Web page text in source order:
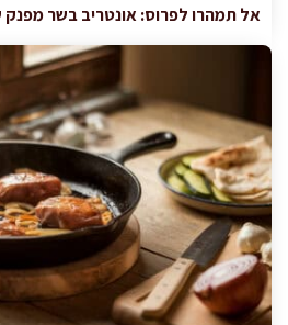
אל תמהרו לפרוס: אונטריב בשר